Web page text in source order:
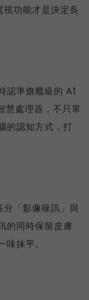
功能才是決定長
認準旗艦級的 AI
慧處理器，不只單
的認知方式，打
「影像噪訊」與
的同時保留皮膚
抹平。